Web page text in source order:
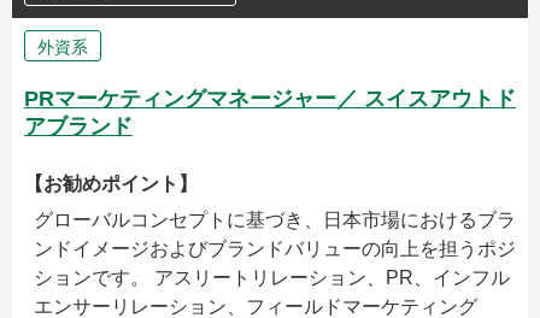
外資系
PRマーケティングマネージャー／ スイスアウトド
アブランド
【お勧めポイント】
グローバルコンセプトに基づき、日本市場におけるブラ
ンドイメージおよびブランドバリューの向上を担うポジ
ションです。 アスリートリレーション、PR、インフル
エンサーリレーション、フィールドマーケティング